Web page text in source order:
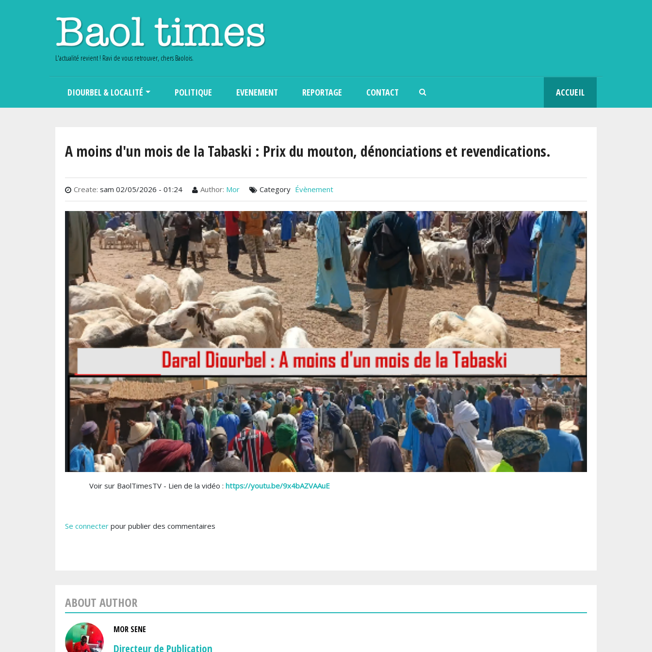
L'actualité revient ! Ravi de vous retrouver, chers Baolois.
DIOURBEL & LOCALITÉ POLITIQUE EVENEMENT REPORTAGE CONTACT ACCUEIL
A moins d'un mois de la Tabaski : Prix du mouton, dénonciations et revendications.
Create: sam 02/05/2026 - 01:24 Author: Mor Category Évènement
Voir sur BaolTimesTV - Lien de la vidéo : https://youtu.be/9x4bAZVAAuE
Se connecter pour publier des commentaires
ABOUT AUTHOR
MOR SENE
Directeur de Publication